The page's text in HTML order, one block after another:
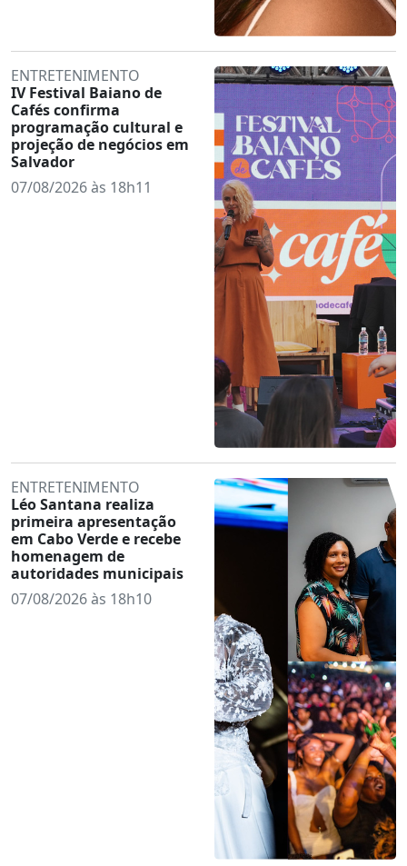
ENTRETENIMENTO
IV Festival Baiano de
Cafés confirma
programação cultural e
projeção de negócios em
Salvador
07/08/2026 às 18h11
ENTRETENIMENTO
Léo Santana realiza
primeira apresentação
em Cabo Verde e recebe
homenagem de
autoridades municipais
07/08/2026 às 18h10